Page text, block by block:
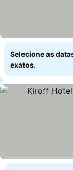
Selecione as
exatos.